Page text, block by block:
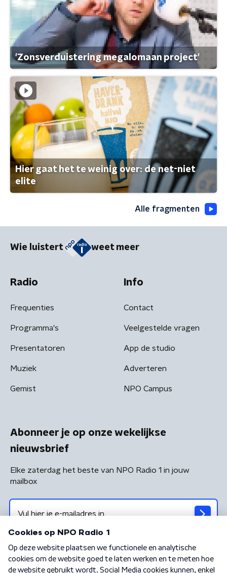
'Zonsverduistering megalomaan project'
Hier gaat het te weinig over: de net-niet
elite
Alle fragmenten
Wie luistert weet meer
Radio
Frequenties
Programma's
Presentatoren
Muziek
Gemist
Info
Contact
Veelgestelde vragen
App de studio
Adverteren
NPO Campus
Abonneer je op onze wekelijkse
nieuwsbrief
Elke zaterdag het beste van NPO Radio 1 in jouw
mailbox